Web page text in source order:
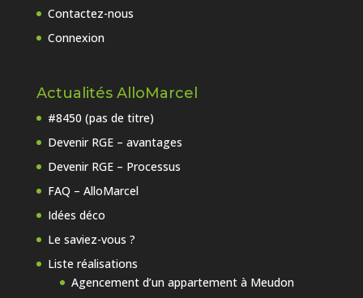
Contactez-nous
Connexion
Actualités AlloMarcel
#8450 (pas de titre)
Devenir RGE – avantages
Devenir RGE – Processus
FAQ – AlloMarcel
Idées déco
Le saviez-vous ?
Liste réalisations
Agencement d’un appartement à Meudon